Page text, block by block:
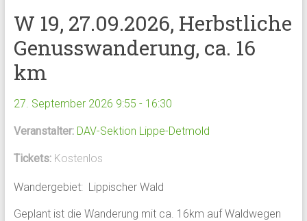
W 19, 27.09.2026, Herbstliche
Genusswanderung, ca. 16
km
27. September 2026 9:55 - 16:30
Veranstalter: DAV-Sektion Lippe-Detmold
Tickets: Kostenlos
Wandergebiet: Lippischer Wald
Geplant ist die Wanderung mit ca. 16km auf Waldwegen